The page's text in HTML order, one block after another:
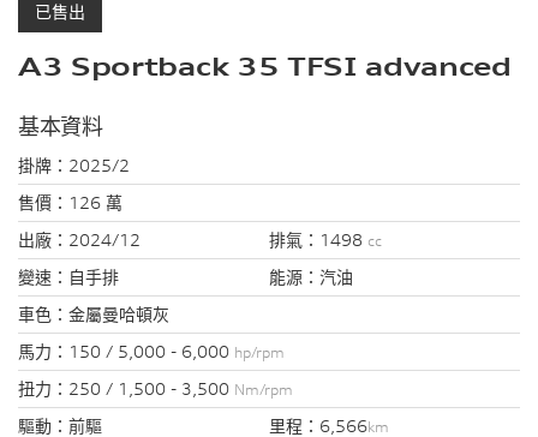
已售出
A3 Sportback 35 TFSI advanced
基本資料
掛牌： 2025/2
售價： 126 萬
出廠： 2024/12 排氣： 1498 cc
變速： 自手排 能源： 汽油
車色： 金屬曼哈頓灰
馬力： 150 / 5,000 - 6,000 hp/rpm
扭力： 250 / 1,500 - 3,500 Nm/rpm
驅動： 前驅 里程： 6,566km